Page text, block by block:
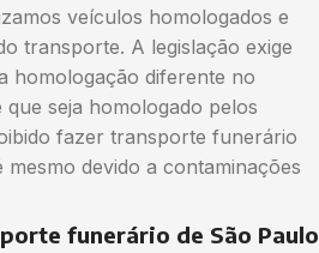
veículos homologados e
transporte. A legislação exige
homologação diferente no
seja homologado pelos
fazer transporte funerário
devido a contaminações
funerário de São Paulo